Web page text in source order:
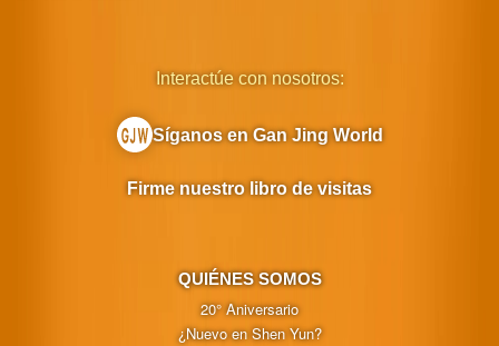
QUIÉNES SOMOS
20° Aniversario
¿Nuevo en Shen Yun?
Interactúe con nosotros:
Síganos en Gan Jing World
Firme nuestro libro de visitas